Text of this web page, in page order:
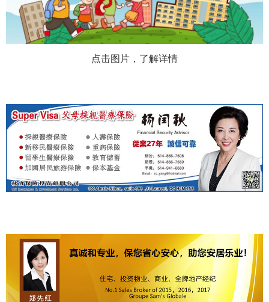
点击图片，了解详情